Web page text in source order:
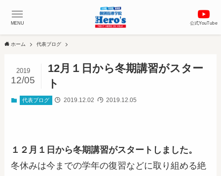
公式YouTube
MENU
ホーム 代表ブログ
12月１日から冬期講習がスター
ト
2019
12/05
代表ブログ 2019.12.02 2019.12.05
１２月１日から冬期講習がスタートしました。
冬休みは今までの学年の復習などに取り組める絶